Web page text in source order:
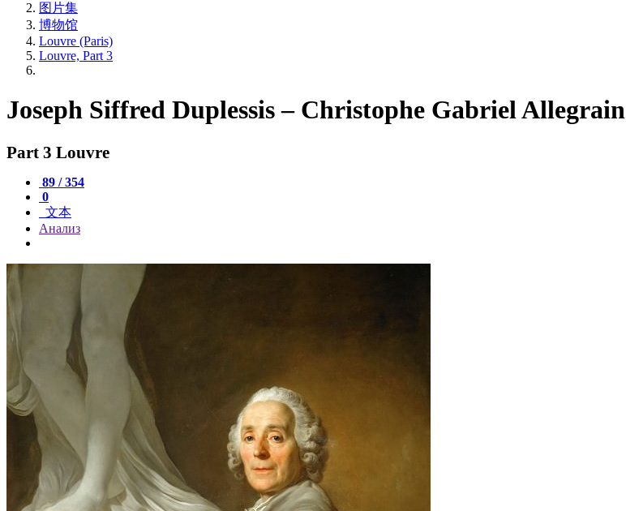
图片集
博物馆
Louvre (Paris)
Louvre, Part 3
Joseph Siffred Duplessis – Christophe Gabriel Allegrain
Part 3 Louvre
89 / 354
0
文本
Анализ